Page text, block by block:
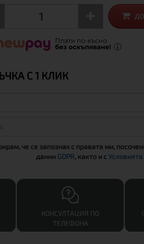
С 1 КЛИК
че се запознах с правата ми,
данни GDPR, както и с
КОНСУЛТАЦИЯ ПО
ТЕЛЕФОНА